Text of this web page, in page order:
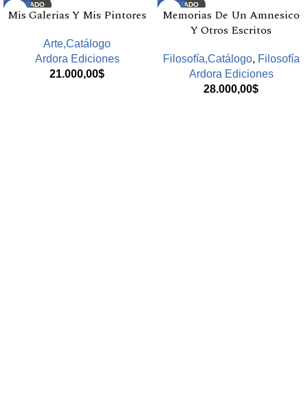
AGOTADO
Mis Galerias Y Mis Pintores
Arte,Catálogo
Ardora Ediciones
21.000,00$
AGOTADO
Memorias De Un Amnesico
Y Otros Escritos
Filosofía,Catálogo, Filosofía
Ardora Ediciones
28.000,00$